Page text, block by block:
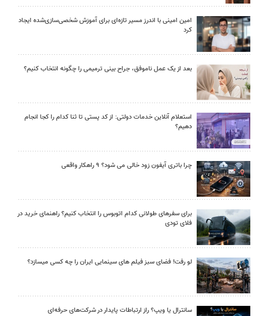
امین امینی با اندرز مسیر تازه‌ای برای آموزش شخصی‌سازی‌شده ایجاد
کرد
بعد از یک عمل ناموفق، جراح بینی ترمیمی را چگونه انتخاب کنیم؟
استعلام آنلاین خدمات دولتی: از کد پستی تا ثنا کدام را کجا انجام
دهیم؟
چرا باتری آیفون زود خالی می شود؟ ۹ راهکار واقعی
برای سفرهای طولانی کدام اتوبوس را انتخاب کنیم؟ راهنمای خرید در
فلای تودی
لو رفت! فضای سبز فیلم های سینمایی ایران را چه کسی میسازد؟
سانترال یا ویپ؟ راز ارتباطات پایدار در شرکت‌های حرفه‌ای